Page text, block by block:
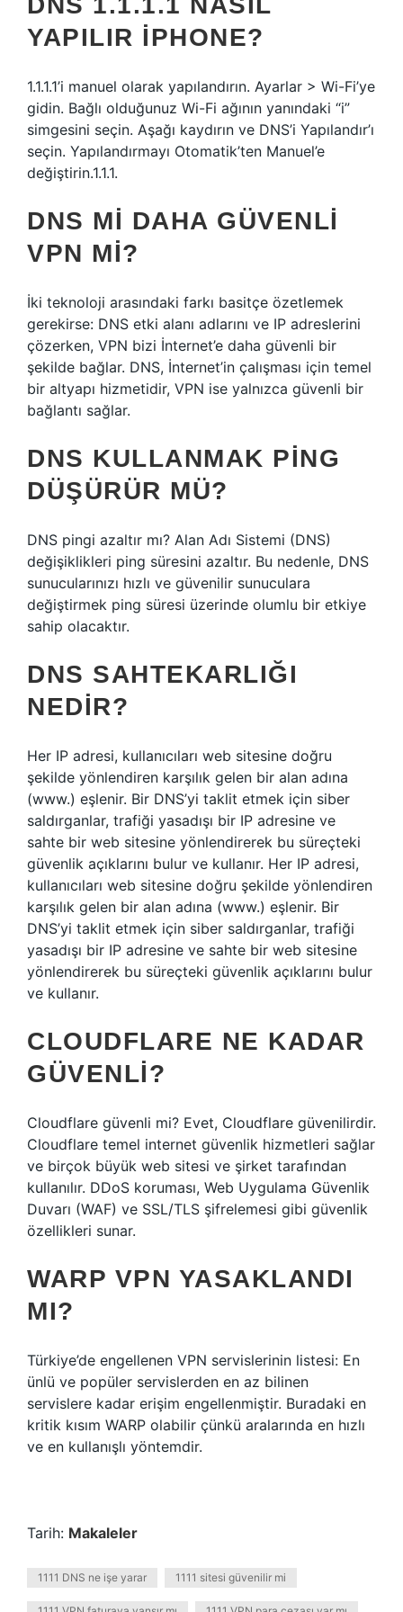
YAPILIR IPHONE?
1.1.1.1’i manuel olarak yapılandırın. Ayarlar > Wi-Fi’ye
gidin. Bağlı olduğunuz Wi-Fi ağının yanındaki “i”
simgesini seçin. Aşağı kaydırın ve DNS’i Yapılandır’ı
seçin. Yapılandırmayı Otomatik’ten Manuel’e
değiştirin.1.1.1.
DNS MI DAHA GÜVENLI
VPN MI?
İki teknoloji arasındaki farkı basitçe özetlemek
gerekirse: DNS etki alanı adlarını ve IP adreslerini
çözerken, VPN bizi İnternet’e daha güvenli bir
şekilde bağlar. DNS, İnternet’in çalışması için temel
bir altyapı hizmetidir, VPN ise yalnızca güvenli bir
bağlantı sağlar.
DNS KULLANMAK PING
DÜŞÜRÜR MÜ?
DNS pingi azaltır mı? Alan Adı Sistemi (DNS)
değişiklikleri ping süresini azaltır. Bu nedenle, DNS
sunucularınızı hızlı ve güvenilir sunuculara
değiştirmek ping süresi üzerinde olumlu bir etkiye
sahip olacaktır.
DNS SAHTEKARLIĞI
NEDIR?
Her IP adresi, kullanıcıları web sitesine doğru
şekilde yönlendiren karşılık gelen bir alan adına
(www.) eşlenir. Bir DNS’yi taklit etmek için siber
saldırganlar, trafiği yasadışı bir IP adresine ve
sahte bir web sitesine yönlendirerek bu süreçteki
güvenlik açıklarını bulur ve kullanır. Her IP adresi,
kullanıcıları web sitesine doğru şekilde yönlendiren
karşılık gelen bir alan adına (www.) eşlenir. Bir
DNS’yi taklit etmek için siber saldırganlar, trafiği
yasadışı bir IP adresine ve sahte bir web sitesine
yönlendirerek bu süreçteki güvenlik açıklarını bulur
ve kullanır.
CLOUDFLARE NE KADAR
GÜVENLI?
Cloudflare güvenli mi? Evet, Cloudflare güvenilirdir.
Cloudflare temel internet güvenlik hizmetleri sağlar
ve birçok büyük web sitesi ve şirket tarafından
kullanılır. DDoS koruması, Web Uygulama Güvenlik
Duvarı (WAF) ve SSL/TLS şifrelemesi gibi güvenlik
özellikleri sunar.
WARP VPN YASAKLANDI
MI?
Türkiye’de engellenen VPN servislerinin listesi: En
ünlü ve popüler servislerden en az bilinen
servislere kadar erişim engellenmiştir. Buradaki en
kritik kısım WARP olabilir çünkü aralarında en hızlı
ve en kullanışlı yöntemdir.
Tarih: Makaleler
1111 DNS ne işe yarar 1111 sitesi güvenilir mi